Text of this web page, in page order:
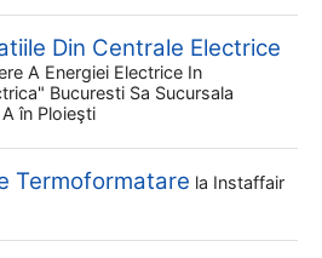
Din Centrale Electrice
A Energiei Electrice In
Bucuresti Sa Sucursala
în Ploieşti
Termoformatare la Instaffair